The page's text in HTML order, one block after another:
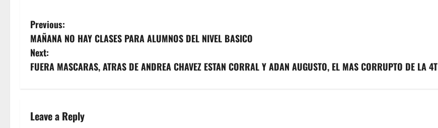
P
o
s
n
Previous:
MAÑANA NO HAY CLASES PARA ALUMNOS DEL NIVEL BASICO
Next:
FUERA MASCARAS, ATRAS DE ANDREA CHAVEZ ESTAN CORRAL Y ADAN AUGUSTO, EL MAS CORRUPTO DE LA 4T
Leave a Reply